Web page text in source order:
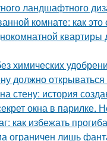
ландшафтного
комнате: как
химических
должно
стену: история
окна в парилке.
как избежать
ограничен лишь